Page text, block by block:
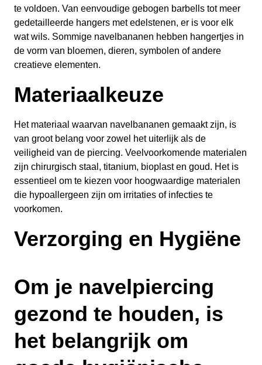
te voldoen. Van eenvoudige gebogen barbells tot meer
gedetailleerde hangers met edelstenen, er is voor elk
wat wils. Sommige navelbananen hebben hangertjes in
de vorm van bloemen, dieren, symbolen of andere
creatieve elementen.
Materiaalkeuze
Het materiaal waarvan navelbananen gemaakt zijn, is
van groot belang voor zowel het uiterlijk als de
veiligheid van de piercing. Veelvoorkomende materialen
zijn chirurgisch staal, titanium, bioplast en goud. Het is
essentieel om te kiezen voor hoogwaardige materialen
die hypoallergeen zijn om irritaties of infecties te
voorkomen.
Verzorging en Hygiëne
Om je navelpiercing
gezond te houden, is
het belangrijk om